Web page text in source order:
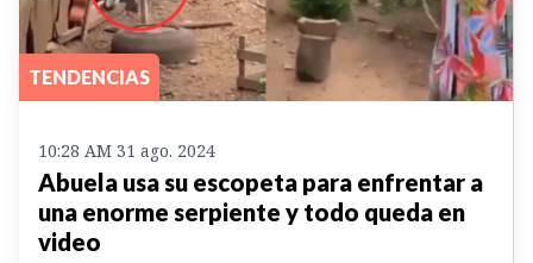
TENDENCIAS
10:28 AM 31 ago. 2024
Abuela usa su escopeta para enfrentar a
una enorme serpiente y todo queda en
video